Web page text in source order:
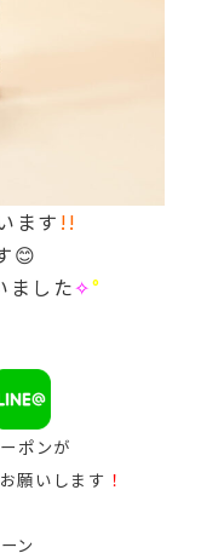
ます !!
😊
ました✧°
ポンが
願いします ！
ン